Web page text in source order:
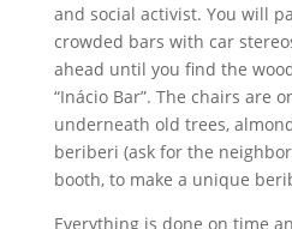
and social activist. You will
crowded bars with car
ahead until you find the
“Inácio Bar”. The chairs are
underneath old trees,
beriberi (ask for the
booth, to make a unique
Everything is done on time